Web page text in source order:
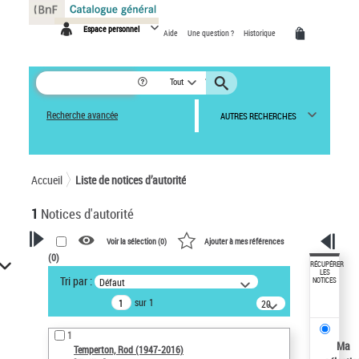
Espace personnel Aide Une question ? Historique
Tout
Recherche avancée AUTRES RECHERCHES
Accueil Liste de notices d’autorité
1 Notices d'autorité
VOTRE RECHERCHE
Recherche avancée dans les
notices d’autorité
Œuvres liées à l'auteur :
Temperton, Rod (1947-2016)
Voir la sélection (0) Ajouter à mes références
(0)
Tri par : Défaut
sur 1
20
résultats/page
1
Temperton, Rod (1947-2016)
RÉCUPÉRER
LES
NOTICES
Ma
Panneau de gestion des cookies